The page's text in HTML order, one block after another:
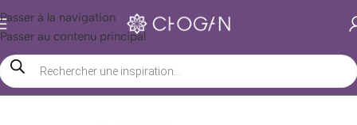
Passer à la navigation
Passer au contenu principal
Accueil/ Boutique Chogan/ Beauté/ Maquillage/ Yeux